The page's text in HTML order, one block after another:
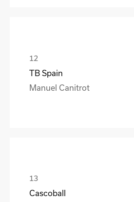
TB Spain
Manuel Canitrot
Cascoball